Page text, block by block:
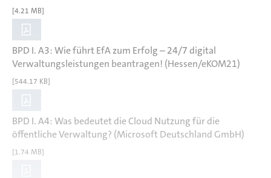
[4.21 MB]
BPD I. A3: Wie führt EfA zum Erfolg – 24/7 digital
Verwaltungsleistungen beantragen! (Hessen/eKOM21)
[544.17 KB]
BPD I. A4: Was bedeutet die Cloud Nutzung für die
öffentliche Verwaltung? (Microsoft Deutschland GmbH)
[1.74 MB]